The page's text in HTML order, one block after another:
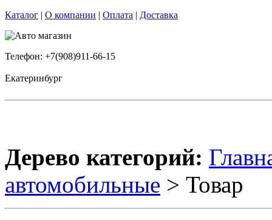
Каталог | О компании | Оплата | Доставка
Телефон: +7(908)911-66-15
Екатеринбург
Дерево категорий:
автомобильные > Товар